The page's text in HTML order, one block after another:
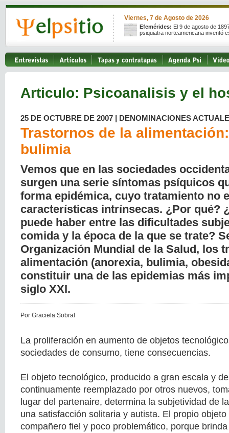
Viernes, 7 de Agosto de 2026
Efemérides: El 9 de agosto de
psiquiatra norteamericana inventó
Articulo: Psicoanalisis y el
25 DE OCTUBRE DE 2007 | DENOMINACIONES
Trastornos de la
bulimia
Vemos que en las sociedades
surgen una serie síntomas psíquicos
forma epidémica, cuyo tratamiento no
características intrínsecas. ¿Por qué?
puede haber entre las dificultades
comida y la época de la que se trate?
Organización Mundial de la Salud, los
alimentación (anorexia, bulimia,
constituir una de las epidemias más
siglo XXI.
Por Graciela Sobral
La proliferación en aumento de objetos
sociedades de consumo, tiene consecuencias.
El objeto tecnológico, producido a gran escala y
continuamente reemplazado por otros nuevos,
lugar del partenaire, determina la subjetividad de
una satisfacción solitaria y autista. El propio
compañero fiel y poco problemático, porque